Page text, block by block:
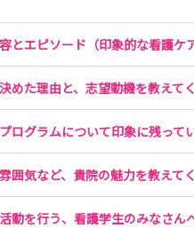
とエピソード（印象的な看護
めた理由と、志望動機を教えて
ログラムについて印象に残って
囲気など、貴院の魅力を教えて
動を行う、看護学生のみなさん